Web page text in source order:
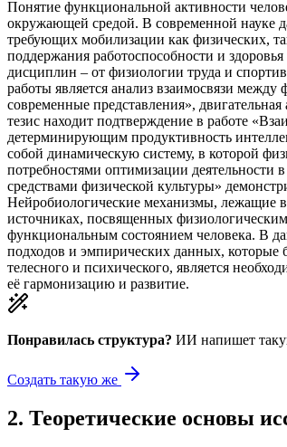
Понятие функциональной активности
окружающей средой. В современной науке
требующих мобилизации как физических,
поддержания работоспособности и
дисциплин – от физиологии труда и
работы является анализ взаимосвязи
современные представления»,
тезис находит подтверждение в работе
детерминирующим продуктивность
собой динамическую систему, в которой
потребностями оптимизации деятельности
средствами физической культуры»
Нейробиологические механизмы, лежащие в
источниках, посвященных
функциональным состоянием человека. В
подходов и эмпирических данных, которые
телесного и психического, является
её гармонизацию и развитие.
Понравилась структура? ИИ напишет
Создать такую же
2. Теоретические основы